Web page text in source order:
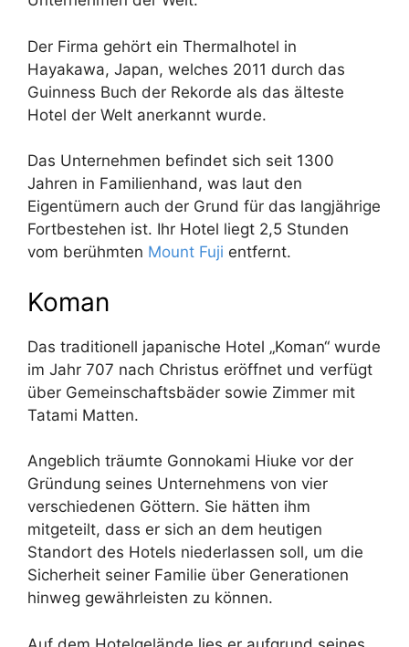
Der Firma gehört ein Thermalhotel in
Hayakawa, Japan, welches 2011 durch das
Guinness Buch der Rekorde als das älteste
Hotel der Welt anerkannt wurde.
Das Unternehmen befindet sich seit 1300
Jahren in Familienhand, was laut den
Eigentümern auch der Grund für das langjährige
Fortbestehen ist. Ihr Hotel liegt 2,5 Stunden
vom berühmten Mount Fuji entfernt.
Koman
Das traditionell japanische Hotel „Koman“ wurde
im Jahr 707 nach Christus eröffnet und verfügt
über Gemeinschaftsbäder sowie Zimmer mit
Tatami Matten.
Angeblich träumte Gonnokami Hiuke vor der
Gründung seines Unternehmens von vier
verschiedenen Göttern. Sie hätten ihm
mitgeteilt, dass er sich an dem heutigen
Standort des Hotels niederlassen soll, um die
Sicherheit seiner Familie über Generationen
hinweg gewährleisten zu können.